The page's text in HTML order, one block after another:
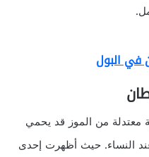
في البول
من الموز قد يحمي
النساء. حيث أظهرت إحدى